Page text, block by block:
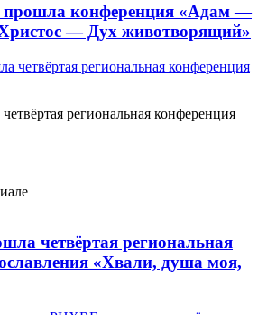
прошла конференция «Адам —
— Дух животворящий»
региональная конференция
четвёртая региональная
«Хвали, душа моя,